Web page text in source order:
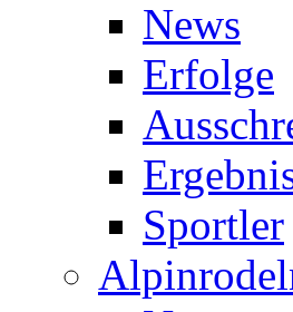
News
Erfolge
Sportler